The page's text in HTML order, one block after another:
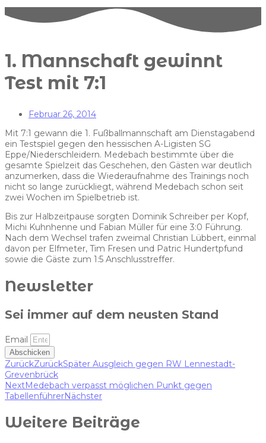
1. Mannschaft gewinnt
Test mit 7:1
Februar 26, 2014
Mit 7:1 gewann die 1. Fußballmannschaft am Dienstagabend
ein Testspiel gegen den hessischen A-Ligisten SG
Eppe/Niederschleidern. Medebach bestimmte über die
gesamte Spielzeit das Geschehen, den Gästen war deutlich
anzumerken, dass die Wiederaufnahme des Trainings noch
nicht so lange zurückliegt, während Medebach schon seit
zwei Wochen im Spielbetrieb ist.
Bis zur Halbzeitpause sorgten Dominik Schreiber per Kopf,
Michi Kuhnhenne und Fabian Müller für eine 3:0 Führung.
Nach dem Wechsel trafen zweimal Christian Lübbert, einmal
davon per Elfmeter, Tim Fresen und Patric Hundertpfund
sowie die Gäste zum 1:5 Anschlusstreffer.
Newsletter
Sei immer auf dem neusten Stand
Email
Abschicken
ZurückZurückSpäter Ausgleich gegen RW Lennestadt-
Grevenbrück
NextMedebach verpasst möglichen Punkt gegen
TabellenführerNächster
Weitere Beiträge